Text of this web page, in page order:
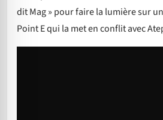
dit Mag » pour faire la lumière sur
Point E qui la met en conflit avec